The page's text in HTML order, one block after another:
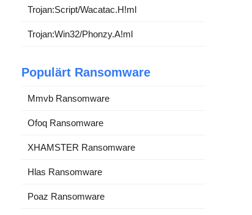
Trojan:Script/Wacatac.H!ml
Trojan:Win32/Phonzy.A!ml
Populärt Ransomware
Mmvb Ransomware
Ofoq Ransomware
XHAMSTER Ransomware
Hlas Ransomware
Poaz Ransomware